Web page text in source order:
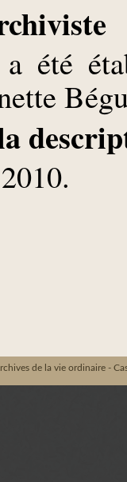
été
de la vie ordinaire -